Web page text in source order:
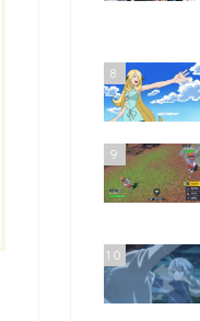
8
9
10